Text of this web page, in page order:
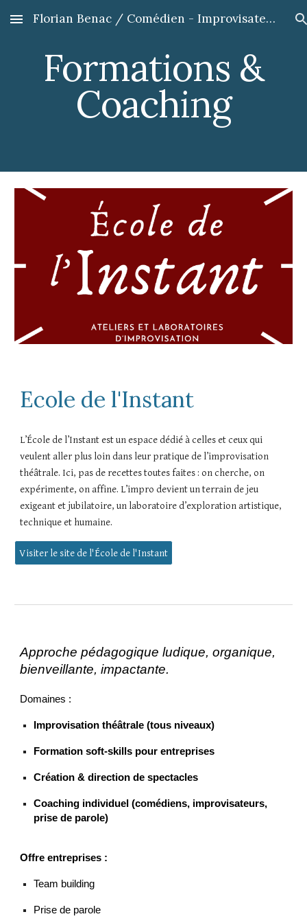
Skip to main content Skip to navigation
Florian Benac / Comédien - Improvisateur - Formateur
Formations &
Coaching
Ecole de l'Instant
L’École de l’Instant est un espace dédié à celles et ceux qui
veulent aller plus loin dans leur pratique de l’improvisation
théâtrale. Ici, pas de recettes toutes faites : on cherche, on
expérimente, on affine. L’impro devient un terrain de jeu
exigeant et jubilatoire, un laboratoire d’exploration artistique,
technique et humaine.
Visiter le site de l'École de l'Instant
Approche pédagogique ludique, organique,
bienveillante, impactante.
Domaines :
Improvisation théâtrale (tous niveaux)
Formation soft-skills pour entreprises
Création & direction de spectacles
Coaching individuel (comédiens, improvisateurs,
prise de parole)
Offre entreprises :
Team building
Prise de parole